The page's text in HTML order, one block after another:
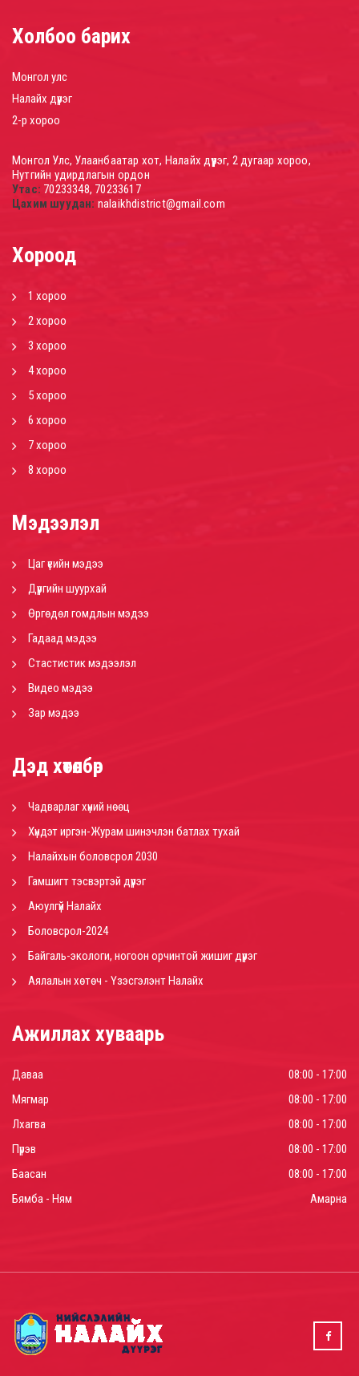
Холбоо барих
Монгол улс
Налайх дүүрэг
2-р хороо
Монгол Улс, Улаанбаатар хот, Налайх дүүрэг, 2 дугаар хороо,
Нутгийн удирдлагын ордон
Утас: 70233348, 70233617
Цахим шуудан: nalaikhdistrict@gmail.com
Хороод
1 хороо
2 хороо
3 хороо
4 хороо
5 хороо
6 хороо
7 хороо
8 хороо
Мэдээлэл
Цаг үеийн мэдээ
Дүүргийн шуурхай
Өргөдөл гомдлын мэдээ
Гадаад мэдээ
Стастистик мэдээлэл
Видео мэдээ
Зар мэдээ
Дэд хөтөлбөр
Чадварлаг хүний нөөц
Хүндэт иргэн-Журам шинэчлэн батлах тухай
Налайхын боловсрол 2030
Гамшигт тэсвэртэй дүүрэг
Аюулгүй Налайх
Боловсрол-2024
Байгаль-экологи, ногоон орчинтой жишиг дүүрэг
Аялалын хөтөч - Үзэсгэлэнт Налайх
Ажиллах хуваарь
Даваа
08:00 - 17:00
Мягмар
08:00 - 17:00
Лхагва
08:00 - 17:00
Пүрэв
08:00 - 17:00
Баасан
08:00 - 17:00
Бямба - Ням
Амарна